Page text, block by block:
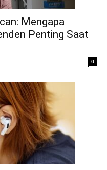
Mengapa
Penting Saat
0